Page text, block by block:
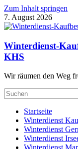
Zum Inhalt springen
7. August 2026
Winterdienst-
KHS
Wir räumen den Weg
Startseite
Winterdienst
Winterdienst
Winterdienst